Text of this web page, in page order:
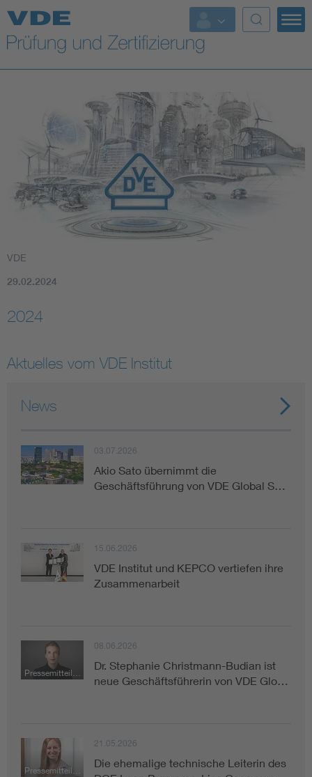
Top Themen
Fokusthemen
AI & Digital Trust
Health
Mobility
Energy efficiency
Energy storage
Functional safety
VDE
29.02.2024
2024
Aktuelles vom VDE Institut
News
03.07.2026
Akio Sato übernimmt die
Geschäftsführung von VDE Global S…
15.06.2026
VDE Institut und KEPCO vertiefen ihre
Zusammenarbeit
Pressemitteilung
08.06.2026
Dr. Stephanie Christmann-Budian ist
neue Geschäftsführerin von VDE Glo…
Pressemitteilung
21.05.2026
Die ehemalige technische Leiterin des